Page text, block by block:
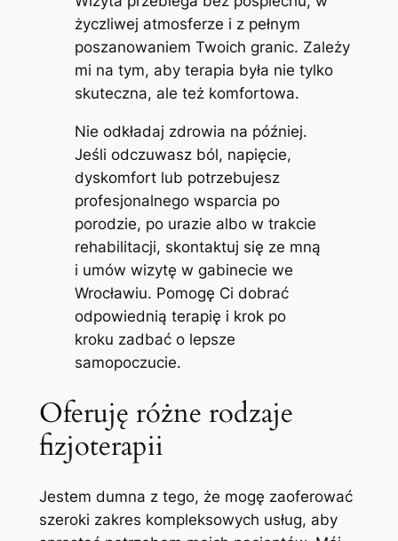
życzliwej atmosferze i z pełnym
poszanowaniem Twoich granic. Zależy
mi na tym, aby terapia była nie tylko
skuteczna, ale też komfortowa.
Nie odkładaj zdrowia na później.
Jeśli odczuwasz ból, napięcie,
dyskomfort lub potrzebujesz
profesjonalnego wsparcia po
porodzie, po urazie albo w trakcie
rehabilitacji, skontaktuj się ze mną
i umów wizytę w gabinecie we
Wrocławiu. Pomogę Ci dobrać
odpowiednią terapię i krok po
kroku zadbać o lepsze
samopoczucie.
Oferuję różne rodzaje
fizjoterapii
Jestem dumna z tego, że mogę zaoferować
szeroki zakres kompleksowych usług, aby